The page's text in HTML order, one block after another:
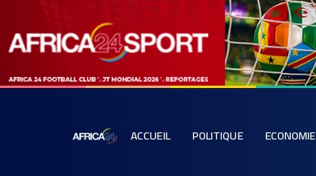
ACCUEIL POLITIQUE ECONOMIE